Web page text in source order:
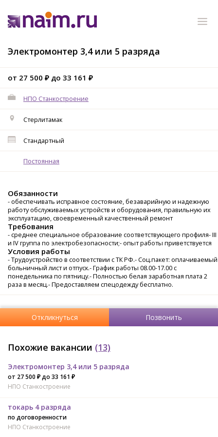
Электромонтер 3,4 или 5 разряда
от 27 500 ₽ до 33 161 ₽
НПО Станкостроение
Стерлитамак
Стандартный
Постоянная
Обязанности
- обеспечивать исправное состояние, безаварийную и надежную
работу обслуживаемых устройств и оборудования, правильную их
эксплуатацию, своевременный качественный ремонт
Требования
- среднее специальное образование соответствующего профиля- III
и IV группа по электробезопасности;- опыт работы приветствуется
Условия работы
- Трудоустройство в соответствии с ТК РФ.- Соц.пакет: оплачиваемый
больничный лист и отпуск.- График работы 08.00-17.00 с
понедельника по пятницу.- Полностью белая заработная плата 2
раза в месяц.- Предоставляем спецодежду бесплатно.
Откликнуться Позвонить
Похожие вакансии (13)
Электромонтер 3,4 или 5 разряда
от 27 500 ₽ до 33 161 ₽
НПО Станкостроение
токарь 4 разряда
по договоренности
НПО Станкостроение